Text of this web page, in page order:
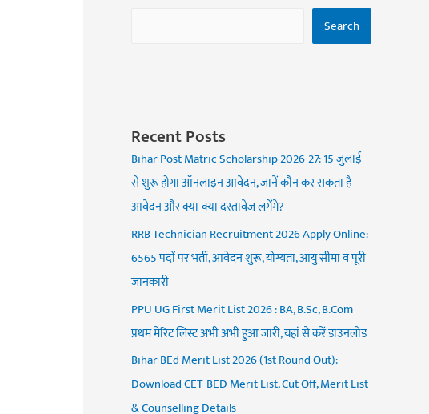
Search
Recent Posts
Bihar Post Matric Scholarship 2026-27: 15 जुलाई
से शुरू होगा ऑनलाइन आवेदन, जानें कौन कर सकता है
आवेदन और क्या-क्या दस्तावेज लगेंगे?
RRB Technician Recruitment 2026 Apply Online:
6565 पदों पर भर्ती, आवेदन शुरू, योग्यता, आयु सीमा व पूरी
जानकारी
PPU UG First Merit List 2026 : BA, B.Sc, B.Com
प्रथम मेरिट लिस्ट अभी अभी हुआ जारी, यहां से करें डाउनलोड
Bihar BEd Merit List 2026 (1st Round Out):
Download CET-BED Merit List, Cut Off, Merit List
& Counselling Details